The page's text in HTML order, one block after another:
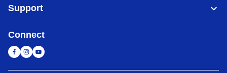
Support
Connect